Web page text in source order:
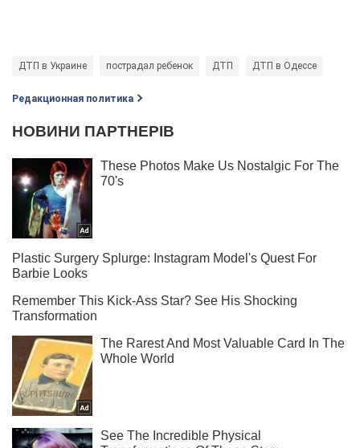
ДТП в Украине пострадал ребенок ДТП ДТП в Одессе
Редакционная политика